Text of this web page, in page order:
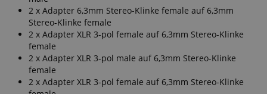
2 x Adapter 6,3mm Stereo-Klinke female auf 6,3mm
Stereo-Klinke female
2 x Adapter XLR 3-pol female auf 6,3mm Stereo-Klinke
female
2 x Adapter XLR 3-pol male auf 6,3mm Stereo-Klinke
female
2 x Adapter XLR 3-pol female auf 6,3mm Stereo-Klinke